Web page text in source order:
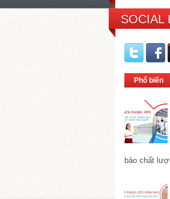
SOCIAL
Phổ biến
bảo chất